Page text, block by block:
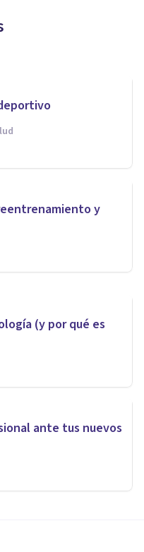
y
Coaching:
pasa
personal»
(y por qué es
ante tus nuevos